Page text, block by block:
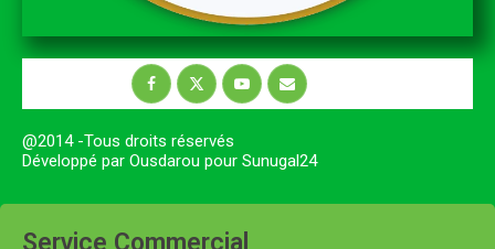
@2014 -Tous droits réservés
Développé par Ousdarou pour Sunugal24
Service Commercial